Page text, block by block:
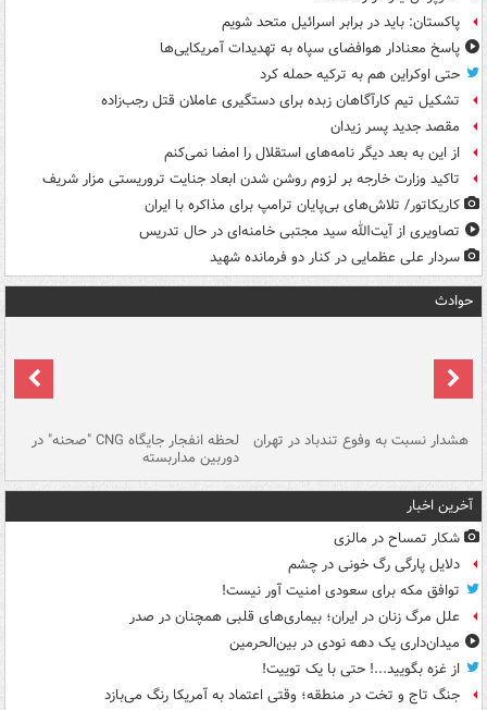
پاکستان: باید در برابر اسرائیل متحد شویم
پاسخ معنادار هوافضای سپاه به تهدیدات آمریکایی‌ها
حتی اوکراین هم به ترکیه حمله کرد
تشکیل تیم کارآگاهان زبده برای دستگیری عاملان قتل رجب‌زاده
مقصد جدید پسر زیدان
از این به بعد دیگر نامه‌های استقلال را امضا نمی‌کنم
تاکید وزارت خارجه بر لزوم روشن شدن ابعاد جنایت تروریستی مزار شریف
کاریکاتور/ تلاش‌های بی‌پایان ترامپ برای مذاکره با ایران
تصاویری از آیت‌الله سید مجتبی خامنه‌ای در حال تدریس
سردار علی عظمایی در کنار دو فرمانده شهید
حوادث
هشدار نسبت به وفوع تندباد در تهران لحظه انفجار جایگاه CNG "صحنه" در
دوربین مداربسته
آخرین اخبار
شکار تمساح در مالزی
دلایل پارگی رگ خونی در چشم
توافق مکه برای سعودی امنیت آور نیست!
علل مرگ زنان در ایران؛ بیماری‌های قلبی همچنان در صدر
میدان‌داری یک دهه نودی در بین‌الحرمین
از غزه بگویید...! حتی با یک توییت!
جنگ تاج و تخت در منطقه؛ وقتی اعتماد به آمریکا رنگ می‌بازد